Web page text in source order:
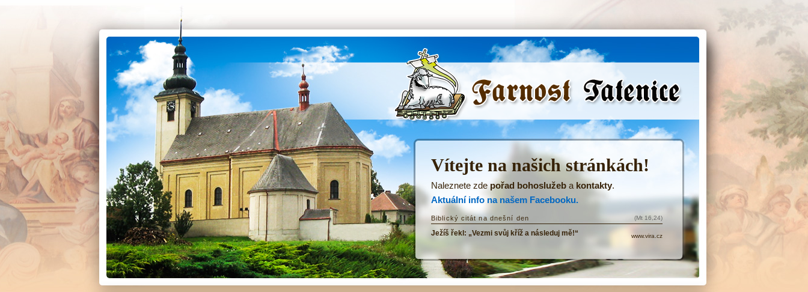
ŘKF Tatenice -
Vítejte na našich stránkách!
Naleznete zdepořad bohoslužeb a kontakty.
Aktuální info na našem Facebooku.
Biblický citát na dnešní den
Ježíš řekl: „Vezmi svůj kříž a následuj mě!“
(Mt 16,24)
www.vira.cz